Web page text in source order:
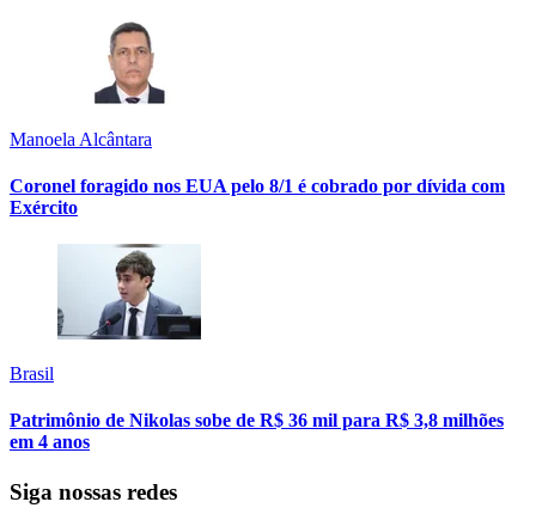
Manoela Alcântara
Coronel foragido nos EUA pelo 8/1 é cobrado por dívida com
Exército
Brasil
Patrimônio de Nikolas sobe de R$ 36 mil para R$ 3,8 milhões
em 4 anos
Siga nossas redes